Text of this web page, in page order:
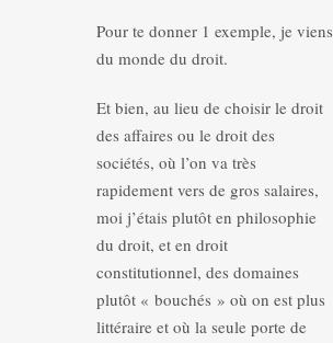
Pour te donner 1 exemple, je viens
du monde du droit.
Et bien, au lieu de choisir le droit
des affaires ou le droit des
sociétés, où l’on va très
rapidement vers de gros salaires,
moi j’étais plutôt en philosophie
du droit, et en droit
constitutionnel, des domaines
plutôt « bouchés » où on est plus
littéraire et où la seule porte de